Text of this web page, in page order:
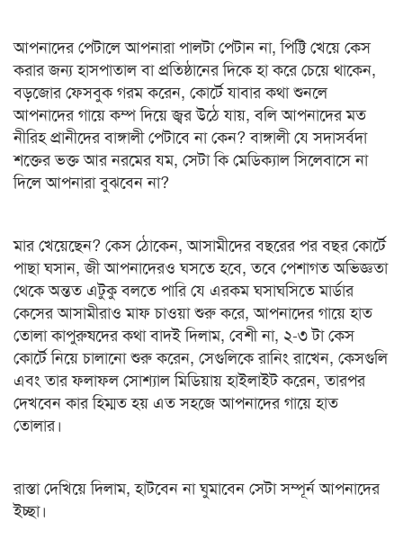
আপনাদের পেটালে আপনারা পালটা পেটান না, পিট্টি খেয়ে কেস
করার জন্য হাসপাতাল বা প্রতিষ্ঠানের দিকে হা করে চেয়ে থাকেন,
বড়জোর ফেসবুক গরম করেন, কোর্টে যাবার কথা শুনলে
আপনাদের গায়ে কম্প দিয়ে জ্বর উঠে যায়, বলি আপনাদের মত
নীরিহ প্রানীদের বাঙ্গালী পেটাবে না কেন? বাঙ্গালী যে সদাসর্বদা
শক্তের ভক্ত আর নরমের যম, সেটা কি মেডিক্যাল সিলেবাসে না
দিলে আপনারা বুঝবেন না?
মার খেয়েছেন? কেস ঠোকেন, আসামীদের বছরের পর বছর কোর্টে
পাছা ঘসান, জী আপনাদেরও ঘসতে হবে, তবে পেশাগত অভিজ্ঞতা
থেকে অন্তত এটুকু বলতে পারি যে এরকম ঘসাঘসিতে মার্ডার
কেসের আসামীরাও মাফ চাওয়া শুরু করে, আপনাদের গায়ে হাত
তোলা কাপুরুষদের কথা বাদই দিলাম, বেশী না, ২-৩ টা কেস
কোর্টে নিয়ে চালানো শুরু করেন, সেগুলিকে রানিং রাখেন, কেসগুলি
এবং তার ফলাফল সোশ্যাল মিডিয়ায় হাইলাইট করেন, তারপর
দেখবেন কার হিম্মত হয় এত সহজে আপনাদের গায়ে হাত
তোলার।
রাস্তা দেখিয়ে দিলাম, হাটবেন না ঘুমাবেন সেটা সম্পূর্ন আপনাদের
ইচ্ছা।